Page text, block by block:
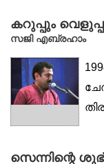
കറുപ്പും
സജി എബ്രഹാം
സെന്നിന്റെ